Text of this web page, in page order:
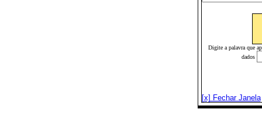
Digite a palavra que
dados
[x] Fechar Janela